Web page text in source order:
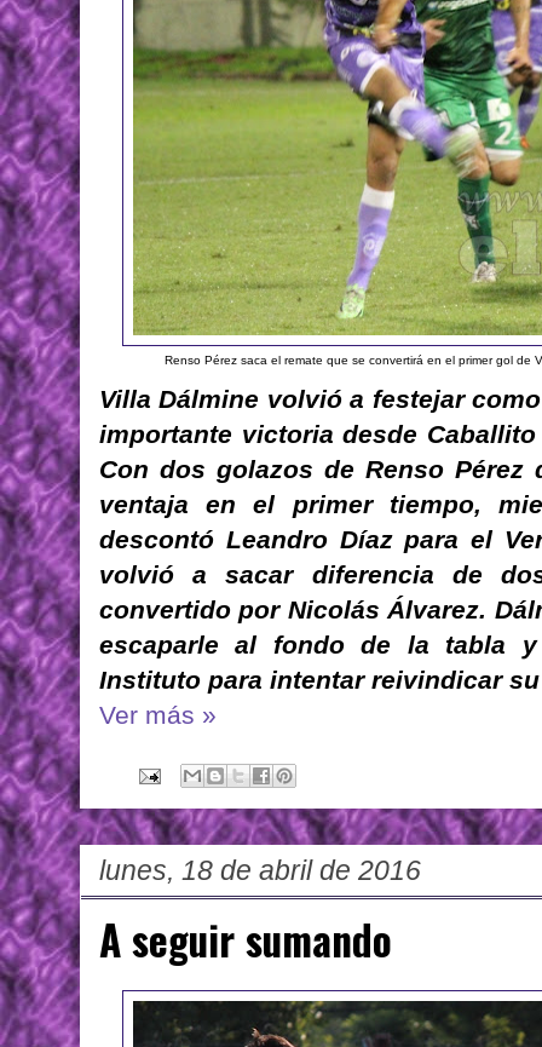
Renso Pérez saca el remate que se convertirá en el primer gol de
Villa Dálmine volvió a festejar
importante victoria desde
Con dos golazos de Renso
ventaja en el primer tiempo,
descontó Leandro Díaz para el
volvió a sacar diferencia de
convertido por Nicolás Álvarez.
escaparle al fondo de la tabla
Instituto para intentar reivindicar
Ver más »
lunes, 18 de abril de 2016
A seguir sumando